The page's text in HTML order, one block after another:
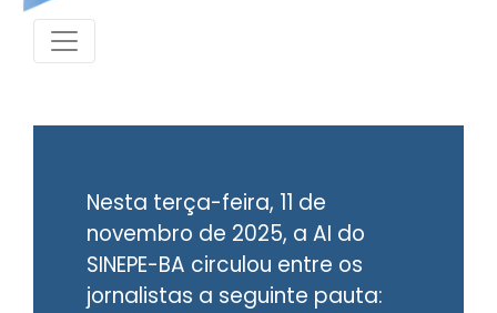
Nesta terça-feira, 11 de
novembro de 2025, a AI do
SINEPE-BA circulou entre os
jornalistas a seguinte pauta: